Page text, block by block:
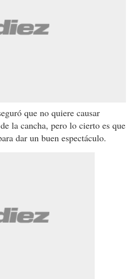
que no quiere causar
la cancha, pero lo cierto es que
dar un buen espectáculo.